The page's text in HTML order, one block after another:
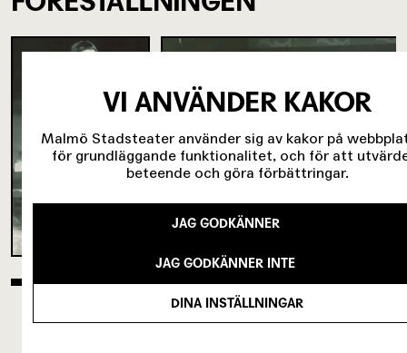
VI ANVÄNDER KAKOR
Malmö Stadsteater använder sig av kakor på
för grundläggande funktionalitet, och för att
beteende och göra förbättringar.
JAG GODKÄNNER
JAG GODKÄNNER INTE
DINA INSTÄLLNINGAR